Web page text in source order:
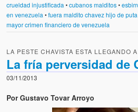
crueldad injustificada •cubanos malditos•
en venezuela •fuera maldito chavez hijo de puta
mayor crimen financiero de venezuela
LA PESTE CHAVISTA ESTA LLEGANDO
La fría perversidad de
03/11/2013
Por Gustavo Tovar Arroyo